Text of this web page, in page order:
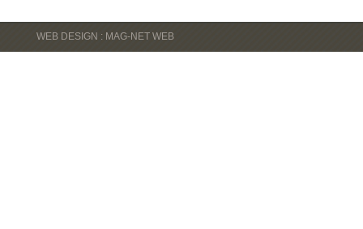
WEB DESIGN : MAG-NET WEB